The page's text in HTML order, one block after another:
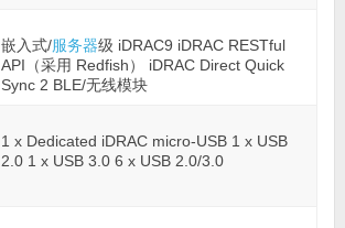
嵌入式/服务器级 iDRAC9 iDRAC RESTful
API（采用 Redfish） iDRAC Direct Quick
Sync 2 BLE/无线模块
1 x Dedicated iDRAC micro-USB 1 x USB
2.0 1 x USB 3.0 6 x USB 2.0/3.0